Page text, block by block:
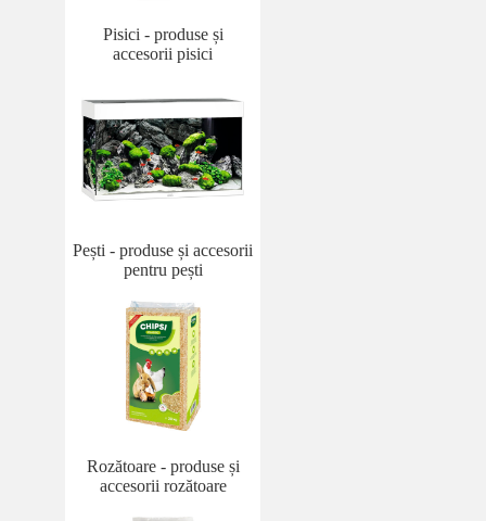
Pisici - produse și
accesorii pisici
Pești - produse și accesorii
pentru pești
Rozătoare - produse și
accesorii rozătoare